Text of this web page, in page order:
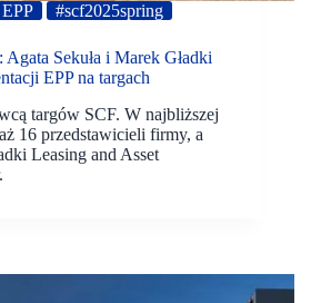
EPP #scf2025spring
Sekuła i Marek Gładki
EPP na targach
targów SCF. W najbliższej
16 przedstawicieli firmy, a
Leasing and Asset